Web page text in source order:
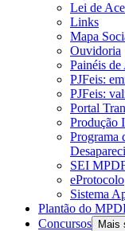
Lei de
Links
Mapa
Ouvidoria
Painéis
PJFeis:
PJFeis:
Portal
Produção
Programa
SEI
eProtocolo
Sistema
Plantão do
Concursos
Mais